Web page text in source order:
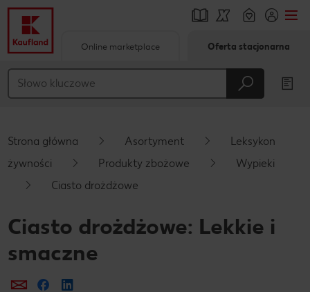
Główna treść
Pływający pasek boczny
Online marketplace Oferta stacjonarna
Strona główna Asortyment
Leksykon
żywności
Produkty zbożowe
Wypieki
Ciasto drożdżowe
Ciasto drożdżowe: Lekkie i
smaczne
Prześlij e-mailem
Udostępnij na Facebooku